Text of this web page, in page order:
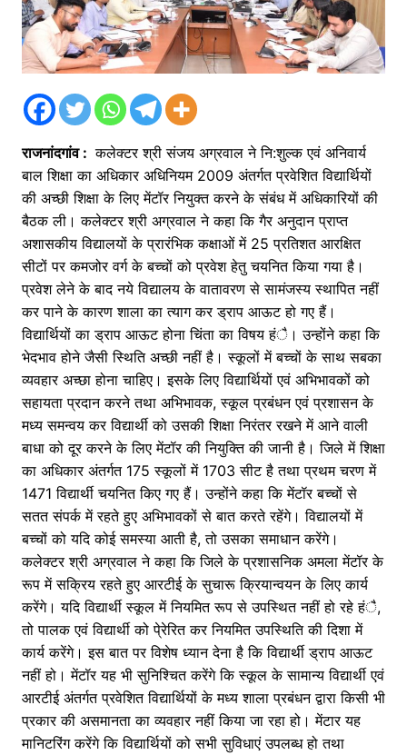
राजनांदगांव : कलेक्टर श्री संजय अग्रवाल ने नि:शुल्क एवं अनिवार्य
बाल शिक्षा का अधिकार अधिनियम 2009 अंतर्गत प्रवेशित विद्यार्थियों
की अच्छी शिक्षा के लिए मेंटॉर नियुक्त करने के संबंध में अधिकारियों की
बैठक ली। कलेक्टर श्री अग्रवाल ने कहा कि गैर अनुदान प्राप्त
अशासकीय विद्यालयों के प्रारंभिक कक्षाओं में 25 प्रतिशत आरक्षित
सीटों पर कमजोर वर्ग के बच्चों को प्रवेश हेतु चयनित किया गया है।
प्रवेश लेने के बाद नये विद्यालय के वातावरण से सामंजस्य स्थापित नहीं
कर पाने के कारण शाला का त्याग कर ड्राप आऊट हो गए हैं।
विद्यार्थियों का ड्राप आऊट होना चिंता का विषय हंै। उन्होंने कहा कि
भेदभाव होने जैसी स्थिति अच्छी नहीं है। स्कूलों में बच्चों के साथ सबका
व्यवहार अच्छा होना चाहिए। इसके लिए विद्यार्थियों एवं अभिभावकों को
सहायता प्रदान करने तथा अभिभावक, स्कूल प्रबंधन एवं प्रशासन के
मध्य समन्वय कर विद्यार्थी को उसकी शिक्षा निरंतर रखने में आने वाली
बाधा को दूर करने के लिए मेंटॉर की नियुक्ति की जानी है। जिले में शिक्षा
का अधिकार अंतर्गत 175 स्कूलों में 1703 सीट है तथा प्रथम चरण में
1471 विद्यार्थी चयनित किए गए हैं। उन्होंने कहा कि मेंटॉर बच्चों से
सतत संपर्क में रहते हुए अभिभावकों से बात करते रहेंगे। विद्यालयों में
बच्चों को यदि कोई समस्या आती है, तो उसका समाधान करेंगे।
कलेक्टर श्री अग्रवाल ने कहा कि जिले के प्रशासनिक अमला मेंटॉर के
रूप में सक्रिय रहते हुए आरटीई के सुचारू क्रियान्वयन के लिए कार्य
करेंगे। यदि विद्यार्थी स्कूल में नियमित रूप से उपस्थित नहीं हो रहे हंै,
तो पालक एवं विद्यार्थी को पे्रेरित कर नियमित उपस्थिति की दिशा में
कार्य करेंगे। इस बात पर विशेष ध्यान देना है कि विद्यार्थी ड्राप आऊट
नहीं हो। मेंटॉर यह भी सुनिश्चित करेंगे कि स्कूल के सामान्य विद्यार्थी एवं
आरटीई अंतर्गत प्रवेशित विद्यार्थियों के मध्य शाला प्रबंधन द्वारा किसी भी
प्रकार की असमानता का व्यवहार नहीं किया जा रहा हो। मेंटार यह
मानिटरिंग करेंगे कि विद्यार्थियों को सभी सुविधाएं उपलब्ध हो तथा